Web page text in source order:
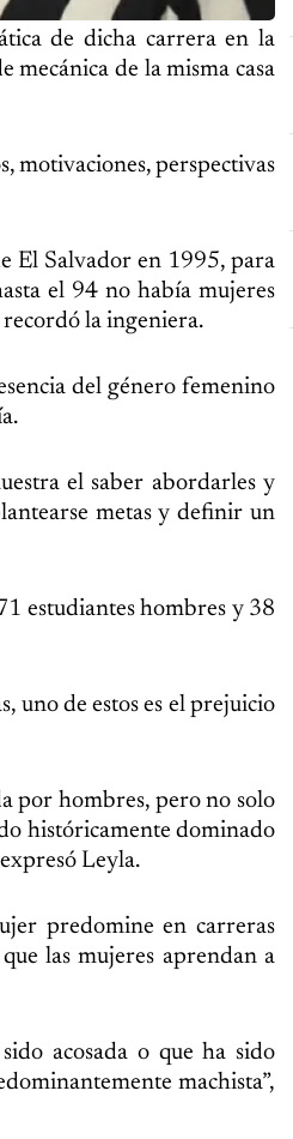
de dicha carrera en la
mecánica de la misma casa
motivaciones, perspectivas
El Salvador en 1995, para
el 94 no había mujeres
recordó la ingeniera.
del género femenino
el saber abordarles y
metas y definir un
estudiantes hombres y 38
uno de estos es el prejuicio
por hombres, pero no solo
históricamente dominado
Leyla.
predomine en carreras
las mujeres aprendan a
acosada o que ha sido
machista”,